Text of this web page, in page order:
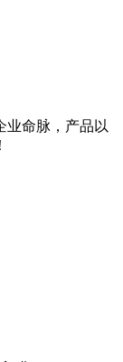
业命脉，产品以